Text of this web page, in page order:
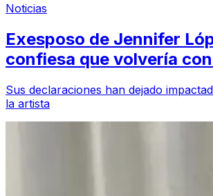
Noticias
Exesposo de Jennifer
confiesa que volvería
Sus declaraciones han dejado
la artista